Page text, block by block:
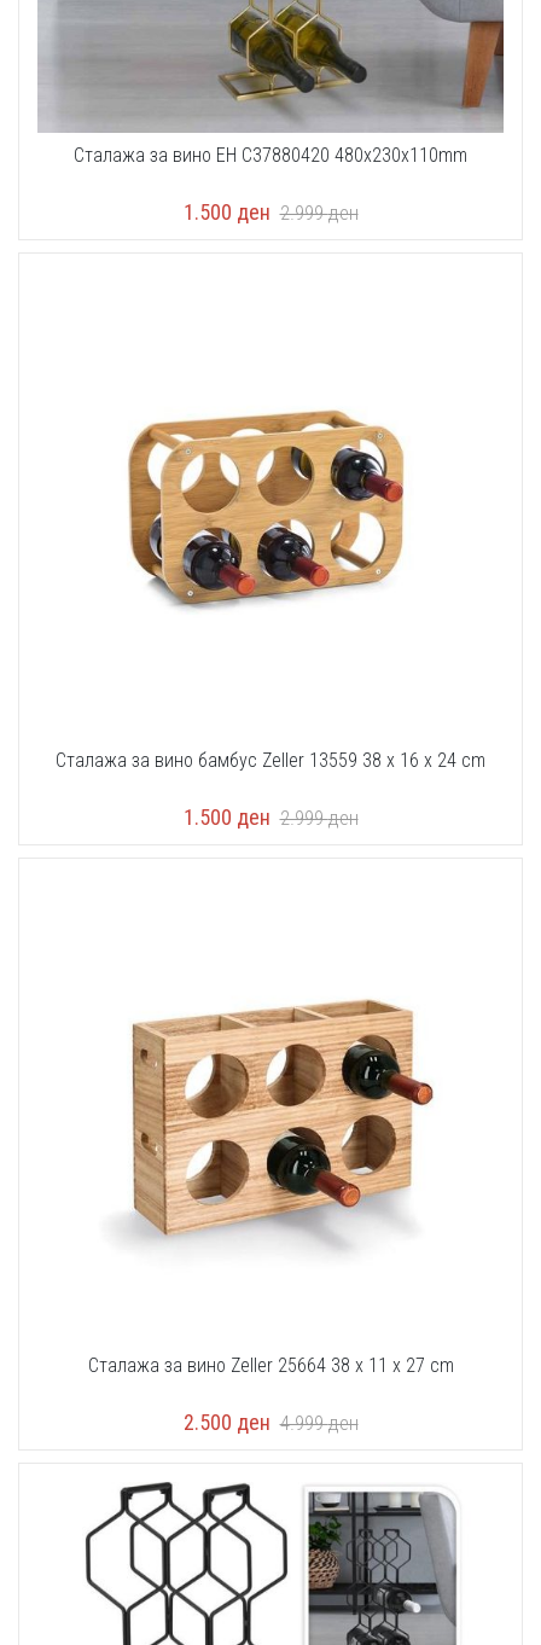
Сталажа за вино EH C37880420 480x230x110mm
1.500 ден 2.999ден
Сталажа за вино бамбус Zeller 13559 38 x 16 x 24 cm
1.500 ден 2.999ден
Сталажа за вино Zeller 25664 38 x 11 x 27 cm
2.500 ден 4.999ден